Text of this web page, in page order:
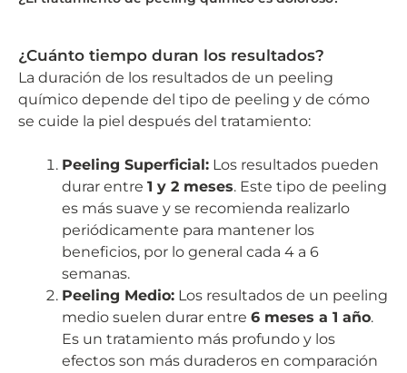
¿Cuánto tiempo duran los resultados?
La duración de los resultados de un peeling
químico depende del tipo de peeling y de cómo
se cuide la piel después del tratamiento:
Peeling Superficial: Los resultados pueden
durar entre 1 y 2 meses. Este tipo de peeling
es más suave y se recomienda realizarlo
periódicamente para mantener los
beneficios, por lo general cada 4 a 6
semanas.
Peeling Medio: Los resultados de un peeling
medio suelen durar entre 6 meses a 1 año.
Es un tratamiento más profundo y los
efectos son más duraderos en comparación